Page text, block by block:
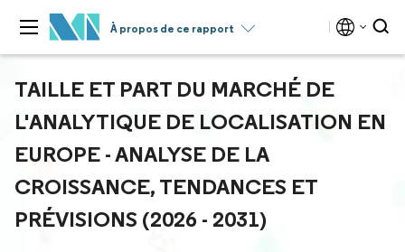
À propos de ce rapport
TAILLE ET PART DU MARCHÉ DE
L'ANALYTIQUE DE LOCALISATION EN
EUROPE - ANALYSE DE LA
CROISSANCE, TENDANCES ET
PRÉVISIONS (2026 - 2031)